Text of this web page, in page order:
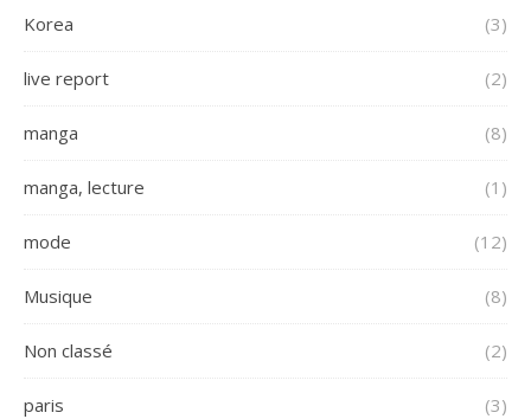
Korea (3)
live report (2)
manga (8)
manga, lecture (1)
mode (12)
Musique (8)
Non classé (2)
paris (3)